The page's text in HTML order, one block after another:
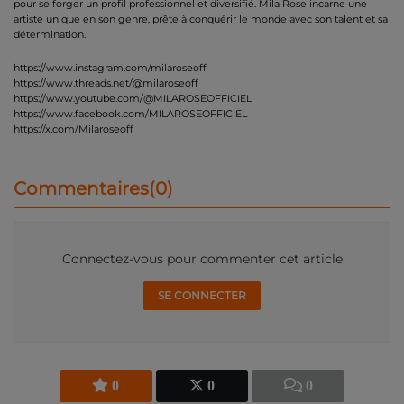
0 0 0
pour se forger un profil professionnel et diversifié. Mila Rose incarne une
artiste unique en son genre, prête à conquérir le monde avec son talent et sa
détermination.
https://www.instagram.com/milaroseoff
https://www.threads.net/@milaroseoff
https://www.youtube.com/@MILAROSEOFFICIEL
https://www.facebook.com/MILAROSEOFFICIEL
https://x.com/Milaroseoff
Commentaires(0)
Connectez-vous pour commenter cet article
SE CONNECTER